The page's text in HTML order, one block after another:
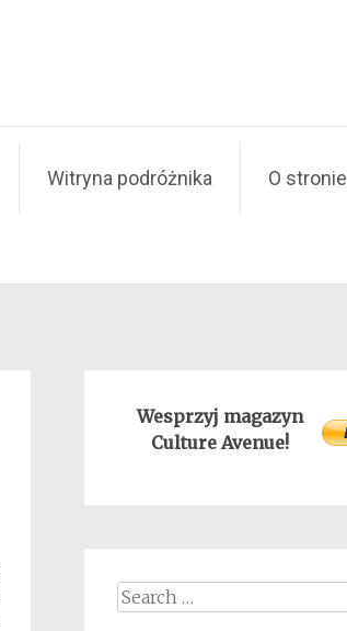
Witryna podróżnika O stronie
Wesprzyj magazyn
Culture Avenue!
Search